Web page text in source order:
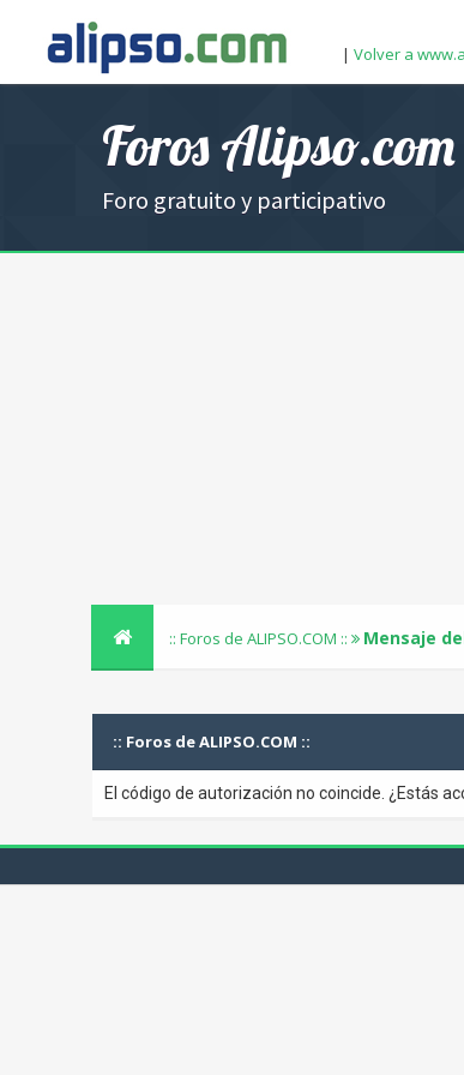
| Volver a
Foros Alipso.com
Foro gratuito y participativo
:: Foros de ALIPSO.COM :: Mensaje
:: Foros de ALIPSO.COM ::
El código de autorización no coincide. ¿Estás